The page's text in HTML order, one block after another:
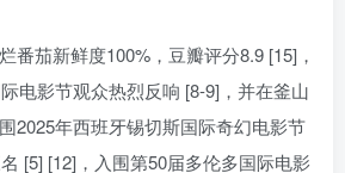
番茄新鲜度100%，豆瓣评分8.9 [15]，
电影节观众热烈反响 [8-9]，并在釜山
2025年西班牙锡切斯国际奇幻电影节
[5] [12]，入围第50届多伦多国际电影